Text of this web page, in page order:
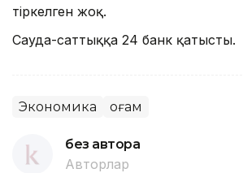
тіркелген жоқ.
Сауда-саттыққа 24 банк қатысты.
Экономика Қоғам
без автора
Авторлар